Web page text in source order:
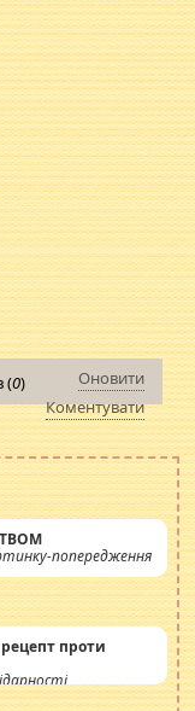
(0)
Оновити
Коментувати
попередження
рецепт проти